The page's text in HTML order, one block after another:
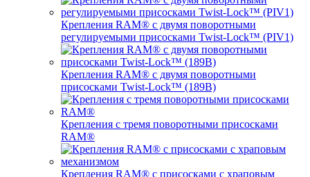
Крепления RAM® с двумя поворотными
регулируемыми присосками Twist-Lock™ (PIV1)
Крепления RAM® с двумя поворотными
присосками Twist-Lock™ (189B)
Крепления с тремя поворотными присосками
RAM®
Крепления RAM® с присосками с храповым